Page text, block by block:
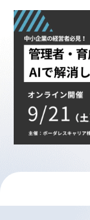
フェロー紹
採用情報
起業家に
アライにな